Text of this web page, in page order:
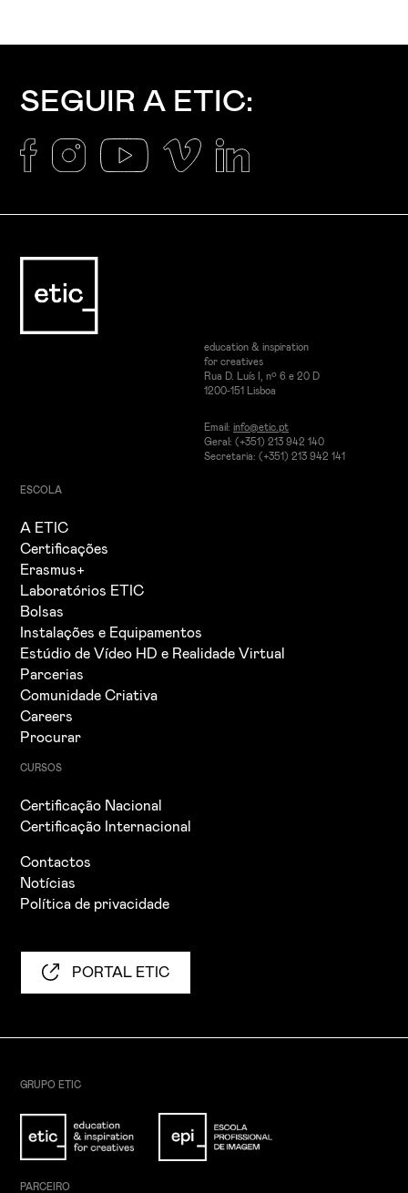
SEGUIR A ETIC:
education & inspiration
for creatives
Rua D. Luís I, nº 6 e 20 D
1200-151 Lisboa
Email: info@etic.pt
Geral: (+351) 213 942 140
Secretaria: (+351) 213 942 141
ESCOLA
A ETIC
Certificações
Erasmus+
Laboratórios ETIC
Bolsas
Instalações e Equipamentos
Estúdio de Vídeo HD e Realidade Virtual
Parcerias
Comunidade Criativa
Careers
Procurar
CURSOS
Certificação Nacional
Certificação Internacional
Contactos
Notícias
Política de privacidade
PORTAL ETIC
GRUPO ETIC
PARCEIRO